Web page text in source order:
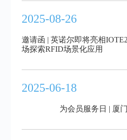
2025-08-26
邀请函 | 英诺尔即将亮相
场探索RFID场景化应用
2025-06-18
为会员服务日 | 厦